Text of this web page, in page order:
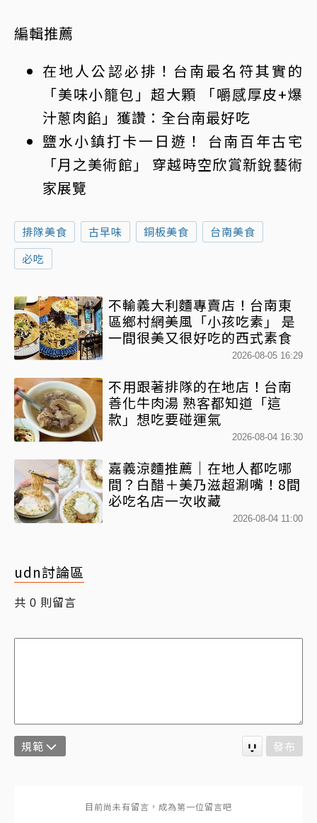
編輯推薦
在地人公認必排！台南最名符其實的
「美味小籠包」超大顆 「嚼感厚皮+爆
汁蔥肉餡」獲讚：全台南最好吃
鹽水小鎮打卡一日遊！ 台南百年古宅
「月之美術館」 穿越時空欣賞新銳藝術
家展覽
排隊美食 古早味 銅板美食
台南美食
必吃
不輸義大利麵專賣店！台南東
區鄉村網美風「小孩吃素」 是
一間很美又很好吃的西式素食
2026-08-05 16:29
不用跟著排隊的在地店！台南
善化牛肉湯 熟客都知道「這
款」想吃要碰運氣
2026-08-04 16:30
嘉義涼麵推薦｜在地人都吃哪
間？白醋＋美乃滋超涮嘴！8間
必吃名店一次收藏
2026-08-04 11:00
udn討論區
共 0 則留言
規範 發布